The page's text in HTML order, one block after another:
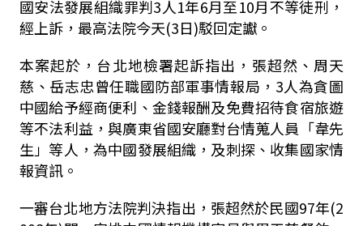
國安法發展組織罪判3人1年6月至10月不等徒刑，
經上訴，最高法院今天(3日)駁回定讞。
本案起於，台北地檢署起訴指出，張超然、周天
慈、岳志忠曾任職國防部軍事情報局，3人為貪圖
中國給予經商便利、金錢報酬及免費招待食宿旅遊
等不法利益，與廣東省國安廳對台情蒐人員「韋先
生」等人，為中國發展組織，及刺探、收集國家情
報資訊。
一審台北地方法院判決指出，張超然於民國97年(2